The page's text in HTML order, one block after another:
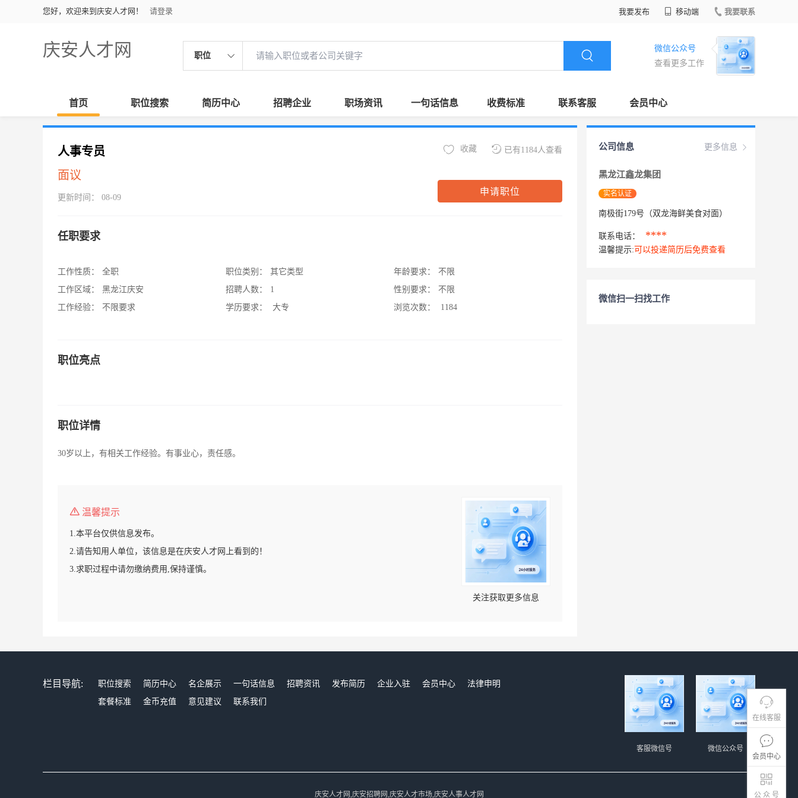
您好，欢迎来到庆安人才网！ 请登录 我要发布 移动端 我要联系
庆安人才网 职位
微信公众号
查看更多工作
首页 职位搜索 简历中心 招聘企业 职场资讯 一句话信息 收费标准 联系客服 会员中心
在线客服
会员中心
公 众 号
人事专员
面议
更新时间： 08-09
已有1184人查看
收藏
申请职位
任职要求
工作性质：
全职
工作区域：
黑龙江庆安
工作经验：
不限要求
职位类别：
其它类型
招聘人数：
1
学历要求：
大专
年龄要求：
不限
性别要求：
不限
浏览次数：
1184
职位亮点
职位详情
30岁以上，有相关工作经验。有事业心，责任感。
温馨提示
1.本平台仅供信息发布。
2.请告知用人单位，该信息是在庆安人才网上看到的！
3.求职过程中请勿缴纳费用,保持谨慎。
关注获取更多信息
更多信息
公司信息
黑龙江鑫龙集团
实名认证
南极街179号（双龙海鲜美食对面）
联系电话： ****
温馨提示: 可以投递简历后免费查看
微信扫一扫找工作
栏目导航: 职位搜索 简历中心 名企展示 一句话信息 招聘资讯 发布简历 企业入驻 会员中心
法律申明
套餐标准
金币充值 意见建议 联系我们
微信公众号
客服微信号
庆安人才网,庆安招聘网,庆安人才市场,庆安人事人才网